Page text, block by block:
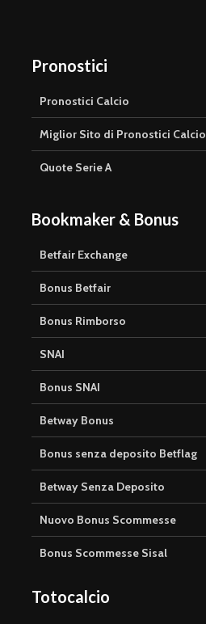
Pronostici
Pronostici Calcio
Miglior Sito di Pronostici Calcio
Quote Serie A
Bookmaker & Bonus
Betfair Exchange
Bonus Betfair
Bonus Rimborso
SNAI
Bonus SNAI
Betway Bonus
Bonus senza deposito Betflag
Betway Senza Deposito
Nuovo Bonus Scommesse
Bonus Scommesse Sisal
Totocalcio